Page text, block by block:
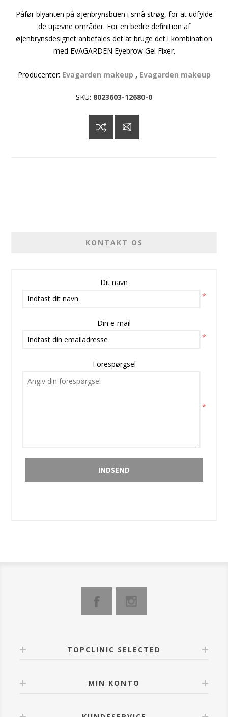
Påfør blyanten på øjenbrynsbuen i små strøg, for at udfylde
de ujævne områder. For en bedre definition af
øjenbrynsdesignet anbefales det at bruge det i kombination
med EVAGARDEN Eyebrow Gel Fixer.
Producenter: Evagarden makeup , Evagarden makeup
SKU: 8023603-12680-0
KONTAKT OS
Dit navn
*
Din e-mail
*
Forespørgsel
*
TOPCLINIC SELECTED
MIN KONTO